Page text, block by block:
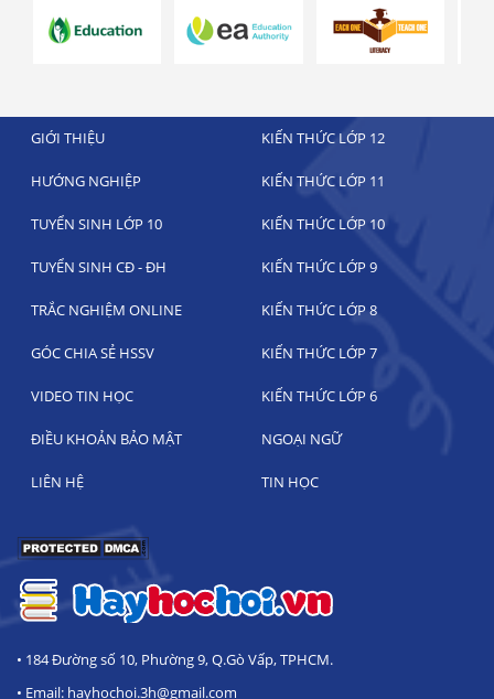
GIỚI THIỆU KIẾN THỨC LỚP 12
HƯỚNG NGHIỆP KIẾN THỨC LỚP 11
TUYỂN SINH LỚP 10 KIẾN THỨC LỚP 10
TUYỂN SINH CĐ - ĐH KIẾN THỨC LỚP 9
TRẮC NGHIỆM ONLINE KIẾN THỨC LỚP 8
GÓC CHIA SẺ HSSV KIẾN THỨC LỚP 7
VIDEO TIN HỌC KIẾN THỨC LỚP 6
ĐIỀU KHOẢN BẢO MẬT NGOẠI NGỮ
LIÊN HỆ TIN HỌC
• 184 Đường số 10, Phường 9, Q.Gò Vấp, TPHCM.
• Email: hayhochoi.3h@gmail.com